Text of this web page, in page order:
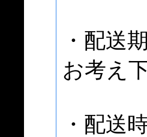
・配送
お考え
・配送